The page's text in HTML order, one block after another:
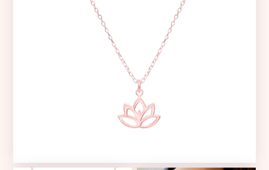
Összes termék